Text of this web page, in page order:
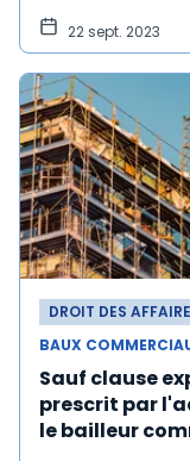
22 sept. 2023
DROIT DES
BAUX
Sauf clause
prescrit par
le bailleur